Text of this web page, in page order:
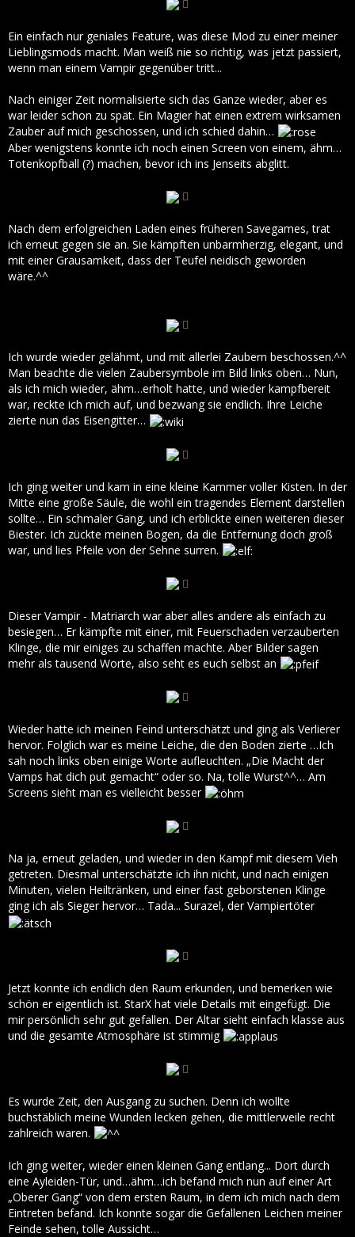
Ein einfach nur geniales Feature, was diese Mod zu einer meiner
Lieblingsmods macht. Man weiß nie so richtig, was jetzt passiert,
wenn man einem Vampir gegenüber tritt...
Nach einiger Zeit normalisierte sich das Ganze wieder, aber es
war leider schon zu spät. Ein Magier hat einen extrem wirksamen
Zauber auf mich geschossen, und ich schied dahin…
Aber wenigstens konnte ich noch einen Screen von einem, ähm…
Totenkopfball (?) machen, bevor ich ins Jenseits abglitt.
Nach dem erfolgreichen Laden eines früheren Savegames, trat
ich erneut gegen sie an. Sie kämpften unbarmherzig, elegant, und
mit einer Grausamkeit, dass der Teufel neidisch geworden
wäre.^^
Ich wurde wieder gelähmt, und mit allerlei Zaubern beschossen.^^
Man beachte die vielen Zaubersymbole im Bild links oben… Nun,
als ich mich wieder, ähm…erholt hatte, und wieder kampfbereit
war, reckte ich mich auf, und bezwang sie endlich. Ihre Leiche
zierte nun das Eisengitter…
Ich ging weiter und kam in eine kleine Kammer voller Kisten. In der
Mitte eine große Säule, die wohl ein tragendes Element darstellen
sollte… Ein schmaler Gang, und ich erblickte einen weiteren dieser
Biester. Ich zückte meinen Bogen, da die Entfernung doch groß
war, und lies Pfeile von der Sehne surren.
Dieser Vampir - Matriarch war aber alles andere als einfach zu
besiegen… Er kämpfte mit einer, mit Feuerschaden verzauberten
Klinge, die mir einiges zu schaffen machte. Aber Bilder sagen
mehr als tausend Worte, also seht es euch selbst an
Wieder hatte ich meinen Feind unterschätzt und ging als Verlierer
hervor. Folglich war es meine Leiche, die den Boden zierte …Ich
sah noch links oben einige Worte aufleuchten. „Die Macht der
Vamps hat dich put gemacht“ oder so. Na, tolle Wurst^^… Am
Screens sieht man es vielleicht besser
Na ja, erneut geladen, und wieder in den Kampf mit diesem Vieh
getreten. Diesmal unterschätzte ich ihn nicht, und nach einigen
Minuten, vielen Heiltränken, und einer fast geborstenen Klinge
ging ich als Sieger hervor… Tada... Surazel, der Vampiertöter
Jetzt konnte ich endlich den Raum erkunden, und bemerken wie
schön er eigentlich ist. StarX hat viele Details mit eingefügt. Die
mir persönlich sehr gut gefallen. Der Altar sieht einfach klasse aus
und die gesamte Atmosphäre ist stimmig
Es wurde Zeit, den Ausgang zu suchen. Denn ich wollte
buchstäblich meine Wunden lecken gehen, die mittlerweile recht
zahlreich waren.
Ich ging weiter, wieder einen kleinen Gang entlang... Dort durch
eine Ayleiden-Tür, und…ähm…ich befand mich nun auf einer Art
„Oberer Gang“ von dem ersten Raum, in dem ich mich nach dem
Eintreten befand. Ich konnte sogar die Gefallenen Leichen meiner
Feinde sehen, tolle Aussicht…